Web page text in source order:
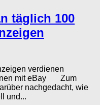
täglich 100
verdienen
mit eBay Zum
nachgedacht, wie
und...